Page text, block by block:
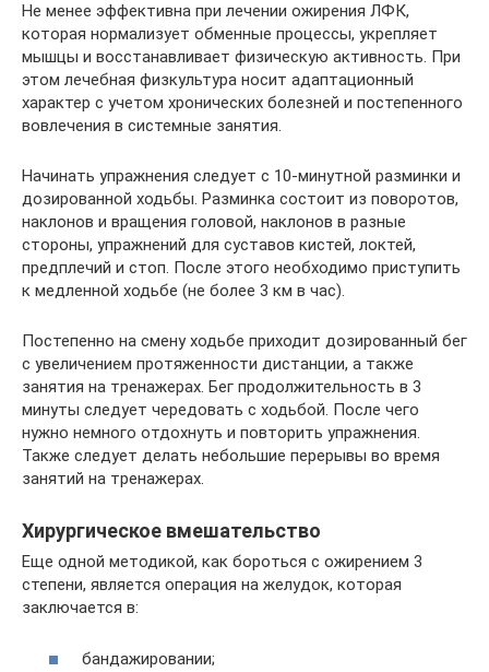
Не менее эффективна при лечении ожирения ЛФК,
которая нормализует обменные процессы, укрепляет
мышцы и восстанавливает физическую активность. При
этом лечебная физкультура носит адаптационный
характер с учетом хронических болезней и постепенного
вовлечения в системные занятия.
Начинать упражнения следует с 10-минутной разминки и
дозированной ходьбы. Разминка состоит из поворотов,
наклонов и вращения головой, наклонов в разные
стороны, упражнений для суставов кистей, локтей,
предплечий и стоп. После этого необходимо приступить
к медленной ходьбе (не более 3 км в час).
Постепенно на смену ходьбе приходит дозированный бег
с увеличением протяженности дистанции, а также
занятия на тренажерах. Бег продолжительность в 3
минуты следует чередовать с ходьбой. После чего
нужно немного отдохнуть и повторить упражнения.
Также следует делать небольшие перерывы во время
занятий на тренажерах.
Хирургическое вмешательство
Еще одной методикой, как бороться с ожирением 3
степени, является операция на желудок, которая
заключается в:
бандажировании;